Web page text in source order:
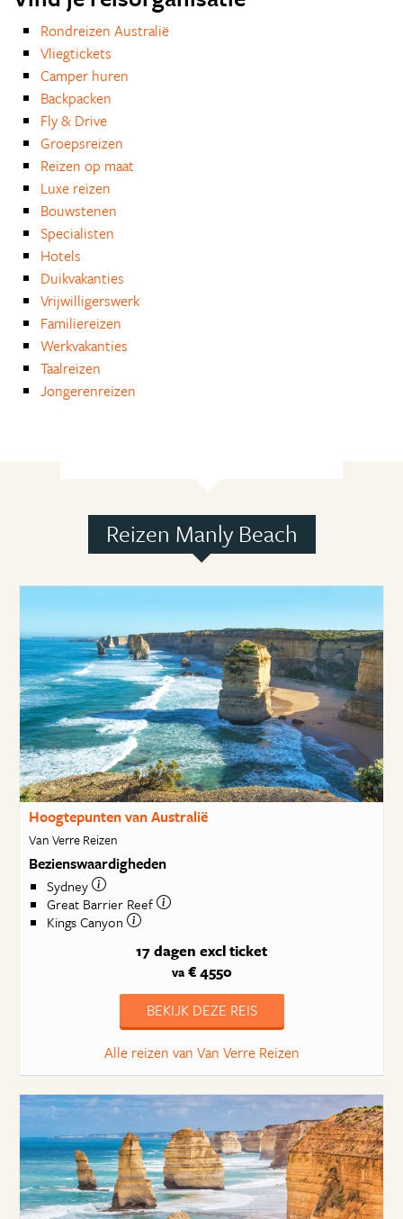
Rondreizen Australië
Vliegtickets
Camper huren
Backpacken
Fly & Drive
Groepsreizen
Reizen op maat
Luxe reizen
Bouwstenen
Specialisten
Hotels
Duikvakanties
Vrijwilligerswerk
Familiereizen
Werkvakanties
Taalreizen
Jongerenreizen
Reizen Manly Beach
Hoogtepunten van Australië
Van Verre Reizen
Bezienswaardigheden
Sydney
Great Barrier Reef
Kings Canyon
17 dagen excl ticket
va€ 4550
BEKIJK DEZE REIS
Alle reizen van Van Verre Reizen